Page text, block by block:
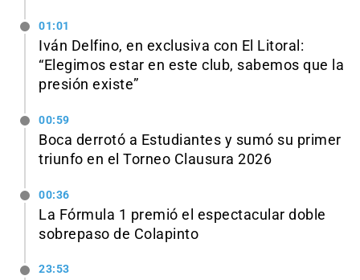
01:01
Iván Delfino, en exclusiva con El Litoral:
“Elegimos estar en este club, sabemos que la
presión existe”
00:59
Boca derrotó a Estudiantes y sumó su primer
triunfo en el Torneo Clausura 2026
00:36
La Fórmula 1 premió el espectacular doble
sobrepaso de Colapinto
23:53